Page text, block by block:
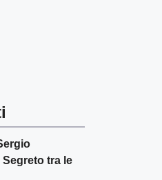
Segreto tra le